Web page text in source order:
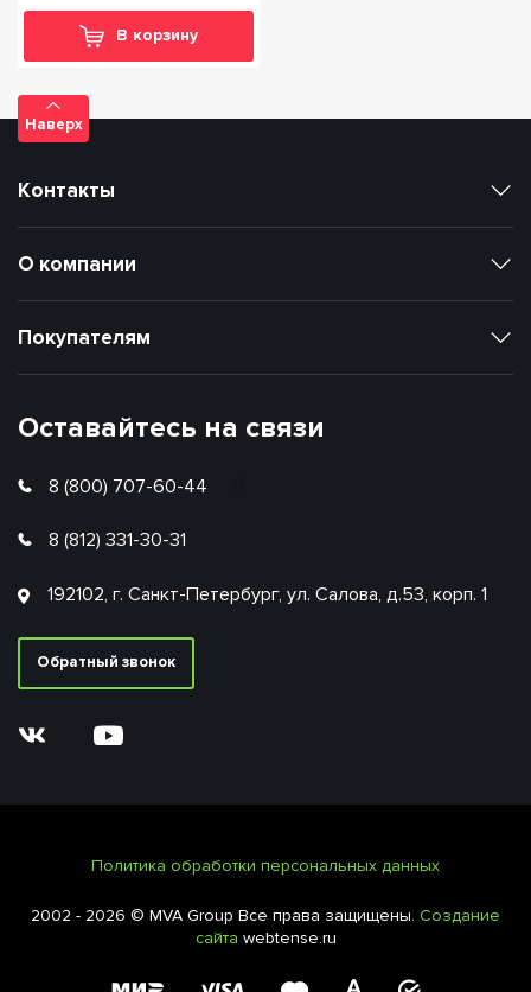
В корзину
Наверх
Оставайтесь на связи
8 (800) 707-60-44
8 (812) 331-30-31
192102, г. Санкт-Петербург, ул. Салова, д.53, корп. 1
Обратный звонок
Покупателям
О компании
Контакты
Политика обработки персональных данных
2002 - 2026 © MVA Group Все права защищены. Создание
сайта webtense.ru